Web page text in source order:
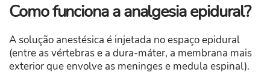
Como funciona a analgesia epidural?
A solução anestésica é injetada no espaço epidural
(entre as vértebras e a dura-máter, a membrana mais
exterior que envolve as meninges e medula espinal).